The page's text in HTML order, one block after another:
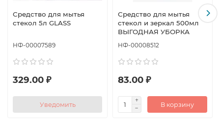
Средство для мытья
стекол 5л GLASS
НФ-00007589
329.00 ₽
Уведомить
Средство для мытья
стекол и зеркал 500мл
ВЫГОДНАЯ УБОРКА
НФ-00008512
83.00 ₽
В корзину